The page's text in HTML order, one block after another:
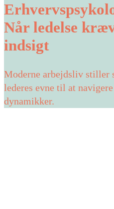
Når ledelse
indsigt
Moderne arbejdsliv stiller
lederes evne til at
dynamikker.